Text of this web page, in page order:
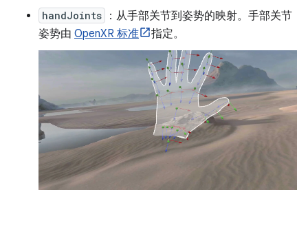
handJoints
：从手部关节到姿势的映射。手部关节
姿势由 OpenXR 标准 指定。